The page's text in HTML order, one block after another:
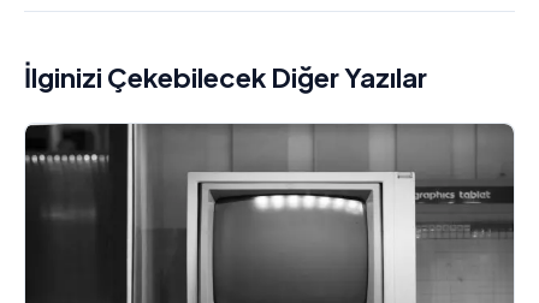
İlginizi Çekebilecek Diğer Yazılar